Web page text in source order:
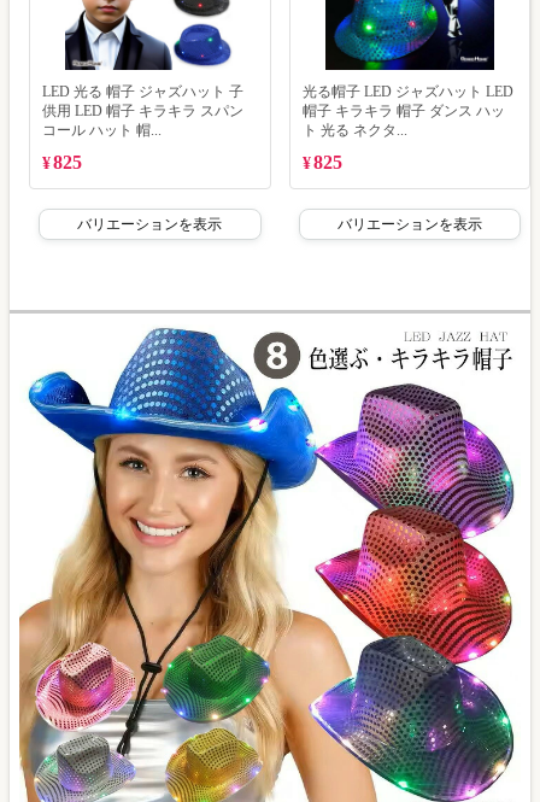
LED 光る 帽子 ジャズハット 子
供用 LED 帽子 キラキラ スパン
コール ハット 帽...
¥825
バリエーションを表示
光る帽子 LED ジャズハット LED
帽子 キラキラ 帽子 ダンス ハッ
ト 光る ネクタ...
¥825
バリエーションを表示